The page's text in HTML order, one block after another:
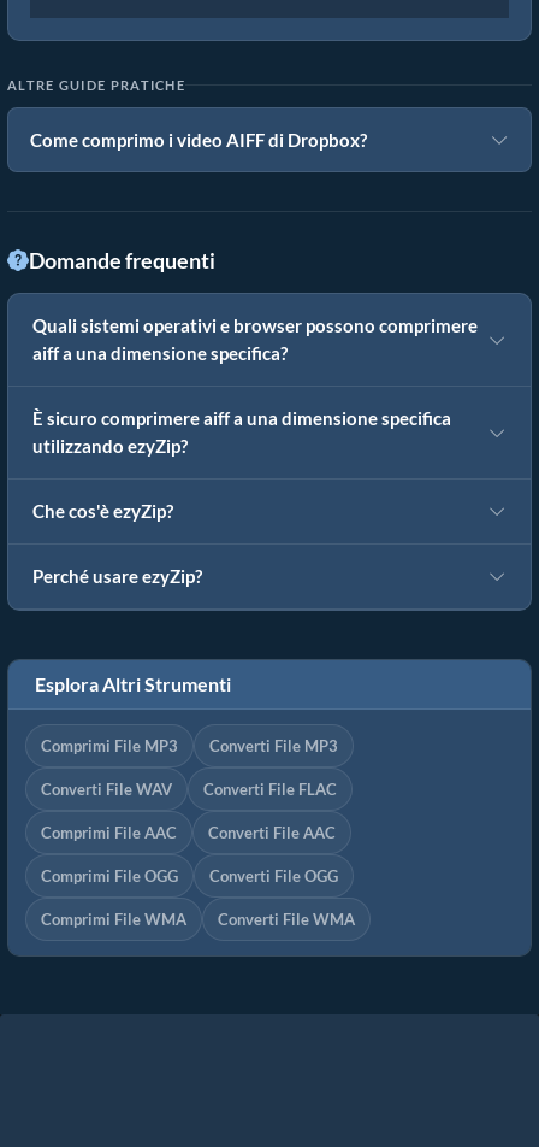
ALTRE GUIDE PRATICHE
Come comprimo i video AIFF di Dropbox?
Domande frequenti
Quali sistemi operativi e browser possono comprimere
aiff a una dimensione specifica?
È sicuro comprimere aiff a una dimensione specifica
utilizzando ezyZip?
Che cos'è ezyZip?
Perché usare ezyZip?
Esplora Altri Strumenti
Comprimi File MP3 Converti File MP3
Converti File WAV Converti File FLAC
Comprimi File AAC Converti File AAC
Comprimi File OGG Converti File OGG
Comprimi File WMA Converti File WMA